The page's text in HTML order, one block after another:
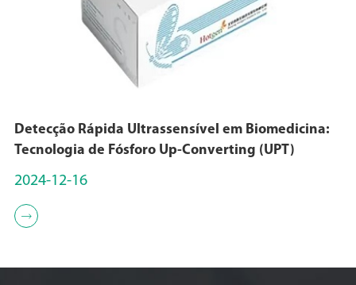
Detecção Rápida Ultrassensível em Biomedicina:
Tecnologia de Fósforo Up-Converting (UPT)
2024-12-16
